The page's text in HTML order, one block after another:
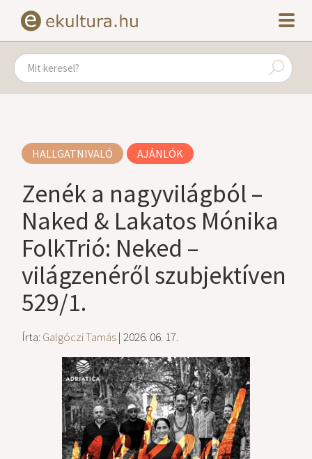
HALLGATNIVALÓ AJÁNLÓK
Zenék a nagyvilágból –
Naked & Lakatos Mónika
FolkTrió: Neked –
világzenéről szubjektíven
529/1.
Írta: Galgóczi Tamás| 2026. 06. 17.